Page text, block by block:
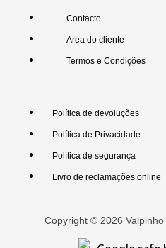
Contacto
Area do cliente
Termos e Condições
Política de devoluções
Política de Privacidade
Política de segurança
Livro de reclamações online
Copyright © 2026